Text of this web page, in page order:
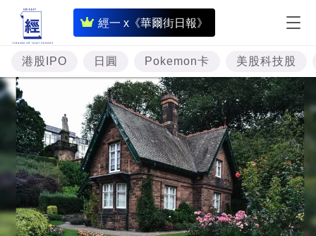
經一 x《華爾街日報》
即
時
財
經
專
題
投
資
樓
市
港股IPO 日圓 Pokemon卡 美股科技股